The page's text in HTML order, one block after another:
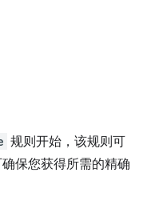
规则开始，该规则可
保您获得所需的精确